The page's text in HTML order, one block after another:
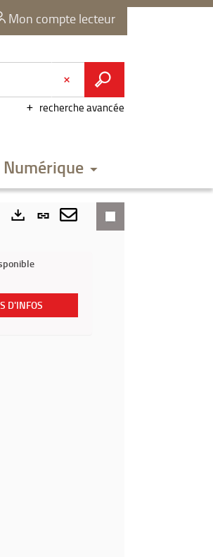
Mon compte lecteur
recherche avancée
Numérique
Lien
permanent
fenêtre)
Envoyer
mail
D'INFOS